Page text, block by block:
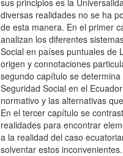
sus principios es la
diversas realidades no se ha
de esta manera. En el primer
analizan los diferentes
Social en países puntuales de
origen y connotaciones
segundo capítulo se
Seguridad Social en el
normativo y las alternativas
En el tercer capítulo se
realidades para encontrar
a la realidad del caso
solventar estos inconvenientes.